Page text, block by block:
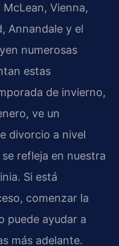
Vienna,
Annandale y el
numerosas
estas
de invierno,
ve un
divorcio a nivel
refleja en nuestra
Si está
comenzar la
puede ayudar a
más adelante.